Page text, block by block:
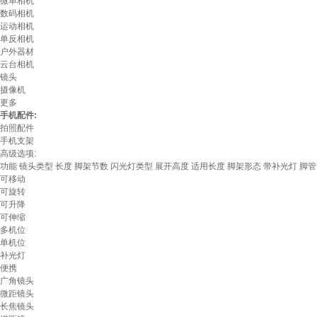
数码相机
运动相机
单反相机
户外器材
云台相机
镜头
摄像机
更多
手机配件:
拍照配件
手机支架
高级选项:
功能 镜头类型 长度 脚架节数 闪光灯类型 展开高度 适用长度 脚架形态 带补光灯 脚
可移动
可旋转
可升降
可伸缩
多机位
单机位
补光灯
便携
广角镜头
微距镜头
长焦镜头